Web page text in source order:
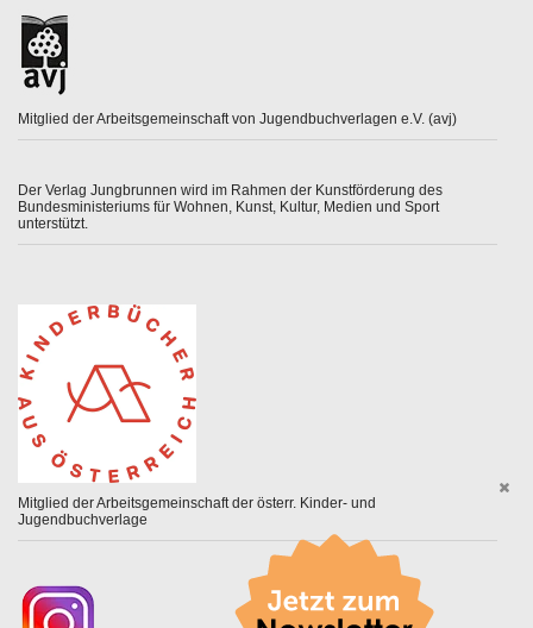
Mitglied der Arbeitsgemeinschaft von Jugendbuchverlagen e.V. (avj)
Der Verlag Jungbrunnen wird im Rahmen der Kunstförderung des
Bundesministeriums für Wohnen, Kunst, Kultur, Medien und Sport
unterstützt.
Mitglied der Arbeitsgemeinschaft der österr. Kinder- und
Jugendbuchverlage